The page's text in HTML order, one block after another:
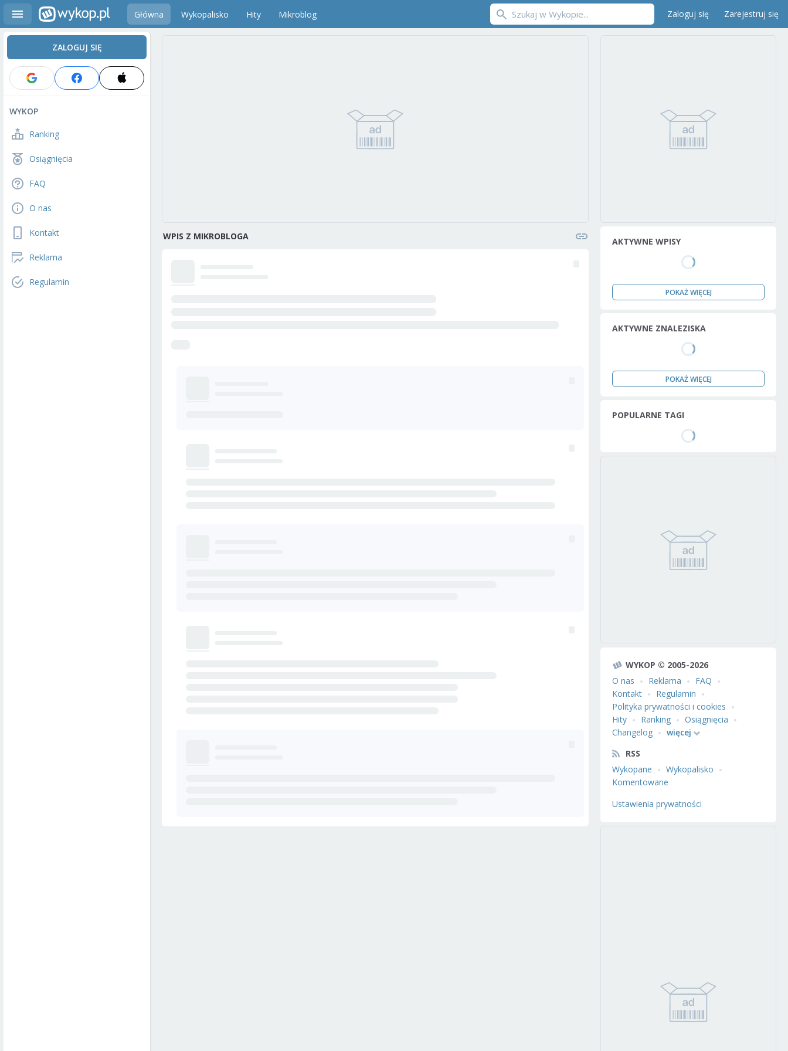
Główna Wykopalisko Hity Mikroblog Zaloguj się Zarejestruj się
ZALOGUJ SIĘ
WYKOP
Ranking
Osiągnięcia
FAQ
O nas
Kontakt
Reklama
Regulamin
WPIS Z MIKROBLOGA AKTYWNE WPISY
POKAŻ WIĘCEJ
AKTYWNE ZNALEZISKA
POKAŻ WIĘCEJ
POPULARNE TAGI
WYKOP © 2005-2026
O nas
Reklama
FAQ
Kontakt
Regulamin
Polityka prywatności i cookies
Hity
Ranking
Osiągnięcia
Changelog
więcej
RSS
Wykopane
Wykopalisko
Komentowane
Ustawienia prywatności